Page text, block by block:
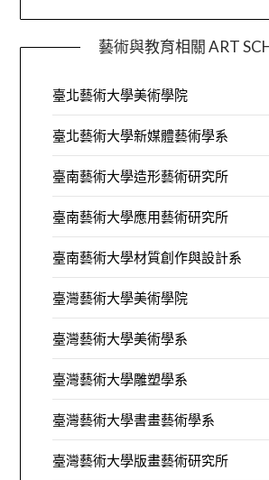
藝術與教育相關 ART
臺北藝術大學美術學院
臺北藝術大學新媒體藝術學系
臺南藝術大學造形藝術研究所
臺南藝術大學應用藝術研究所
臺南藝術大學材質創作與設計系
臺灣藝術大學美術學院
臺灣藝術大學美術學系
臺灣藝術大學雕塑學系
臺灣藝術大學書畫藝術學系
臺灣藝術大學版畫藝術研究所